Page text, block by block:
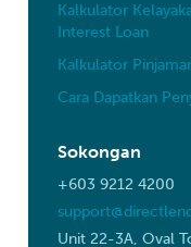
Sokongan
+603 9212 4200
Unit 22-3A, Oval
Kalkulator
Interest Loan
Kalkulator
Cara Dapatkan